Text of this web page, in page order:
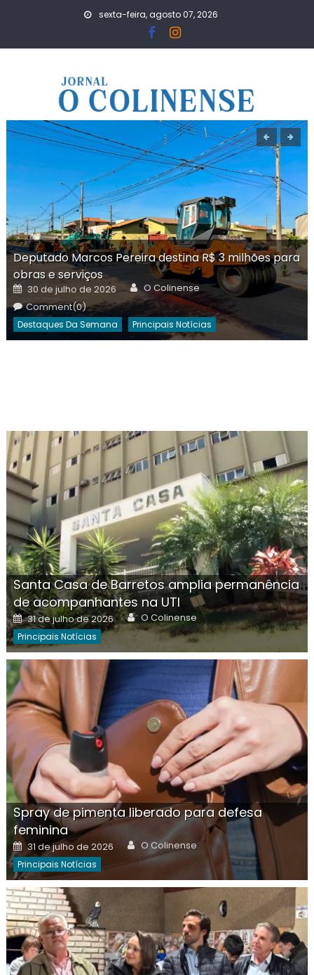
sexta-feira, agosto 07, 2026
Deputado Marcos Pereira destina R$ 3 milhões para
obras e serviços
Posted
on
30 de julho de 2026 Author
O Colinense
Comment(0)
Destaques Da Semana Principais Notícias
Santa Casa de Barretos amplia permanência
de acompanhantes na UTI
Posted
on
31 de julho de 2026 Author
O Colinense
Principais Notícias
Spray de pimenta liberado para defesa
feminina
Posted
on
31 de julho de 2026 Author
O Colinense
Principais Notícias